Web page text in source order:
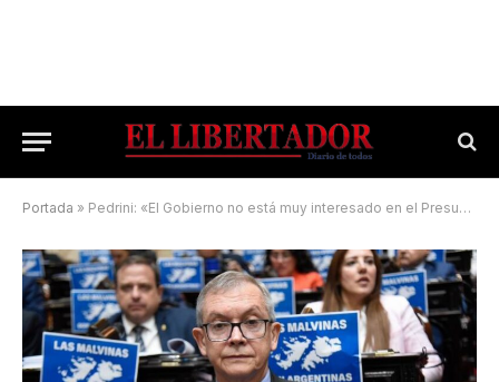
Portada » Pedrini: «El Gobierno no está muy interesado en el Presupuesto 2025»